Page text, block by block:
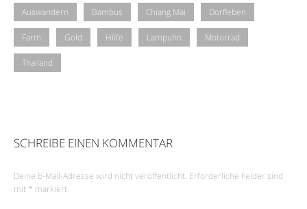
Auswandern Bambus Chiang Mai Dorfleben
Farm Gold Hilfe Lampuhn Motorrad
Thailand
SCHREIBE EINEN KOMMENTAR
Deine E-Mail-Adresse wird nicht veröffentlicht. Erforderliche Felder sind
mit * markiert